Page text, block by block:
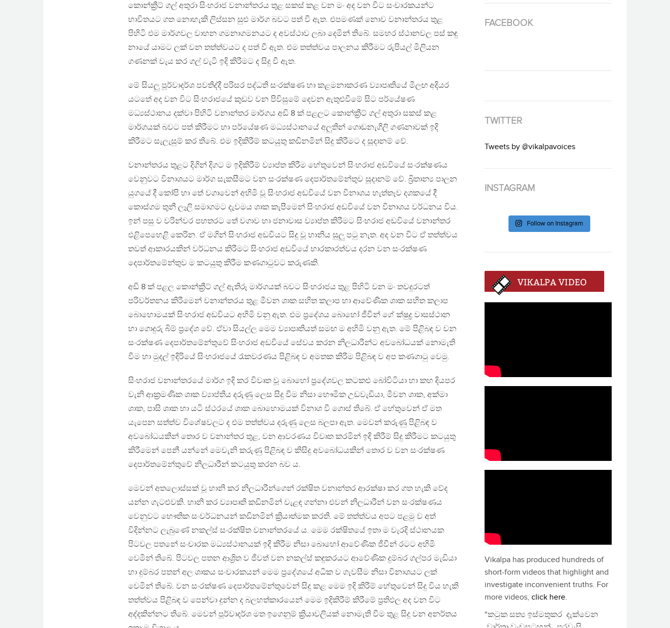
කොන්ක්‍රීට් ගල් අතුරා සිංහරාජ වනාන්තරය තුළ සකස් කළ වන මං අද වන විට සංචාරකයන්ට
භාවිතයට ගත නොහැකි ලිස්සන සුළු මාර්ග බවට පත් වී ඇත. එපමණක් නොව වනාන්තරය තුළ
පිහිටි එම මාර්ගවල වාහන ගමනාගමනයට ද අවස්ථාව ලබා දෙමින් තිබේ. සමහර ස්ථානවල පස් කඳු
නායේ යාමට ලක් වන තත්ත්වයට ද පත් වී ඇත. එම තත්ත්වය පාලනය කිරීමට රුපියල් මිලියන
ගණනක් වැය කර ගල් වැටි ඉදි කිරීමට ද සිදු වී ඇත.
මේ සියලු පූර්වාදර්ශ පවතිද්දී පරිසර පද්ධති සංරක්ෂණ හා කළමනාකරණ ව්‍යාපෘතියේ මීලඟ අදියර
යටතේ අද වන විට සිංහරාජයේ කුඩව වන පිවිසුමේ දෙවන ඇතුළුවීමේ සිට පර්යේෂණ
මධ්‍යස්ථානය දක්වා පිහිටි වනාන්තර මාර්ගය අඩි 8 ක් පළලට කොන්ක්‍රීට් ගල් අතුරා සකස් කළ
මාර්ගයක් බවට පත් කිරීමට හා පර්යේෂණ මධ්‍යස්ථානයේ අලුතින් ගොඩනැගිලි ගණනාවක් ඉදි
කිරීමට සැලැසුම් කර තිබේ. එම ඉදිකිරීම් කටයුතු කඩිනමින් සිදු කිරීමට ද සූදානම් වේ.
වනාන්තරය තුළට දිගින් දිගට ම ඉදිකිරීම් ව්‍යාප්ත කිරීම හේතුවෙන් සිංහරාජ අඩවියේ සංරක්ෂණය
වෙනුවට විනාශයට මාර්ග සැකසීමට වන සංරක්ෂණ දෙපාර්තමේන්තුව සූදානම් වේ. බ්‍රිතාන්‍ය පාලන
යුගයේ දී කෝපි හා තේ වගාවෙන් අහිමි වූ සිංහරාජ අඩවියේ වන විනාශය හැත්තෑව දශකයේ දී
කොස්ගම තුනී ලෑලි සමාගමට දැවමය ශාක කැපීමෙන් සිංහරාජ අඩවියේ වන විනාශය වර්ධනය විය.
ඉන් පසු ව වරින්වර පහතරට තේ වගාව හා ජනාවාස ව්‍යාප්ත කිරීමට සිංහරාජ අඩවියේ වනාන්තර
එළිපෙහෙළි කෙරින. ඒ මගින් සිංහරාජ අඩවියට සිදු වූ හානිය සුලු පටු නැත. අද වන විට ඒ තත්ත්වය
තවත් ආකාරයකින් වර්ධනය කිරීමට සිංහරාජ අඩවියේ භාරකාරත්වය දරන වන සංරක්ෂණ
දෙපාර්තමේන්තුව ම කටයුතු කිරීම කණගාටුවට කරුණකි.
අඩි 8 ක් පළල කොන්ක්‍රීට් ගල් ඇතිරූ මාර්ගයක් බවට සිංහරාජය තුළ පිහිටි වන මං තවදුරටත්
පරිවර්තනය කිරීමෙන් වනාන්තරය තුළ මීවන ශාක සහිත කලාප හා ආවේණික ශාක සහිත කලාප
බොහොමයක් සිංහරාජ අඩවියට අහිමි වනු ඇත. එම ප්‍රදේශය බොහෝ ජීවීන් ගේ ක්ෂුද්‍ර වාසස්ථාන
හා ගොදුරු බිම් ප්‍රදේශ වේ. ඒවා සියල්ල මෙම ව්‍යාපෘතියත් සමඟ ම අහිමි වනු ඇත. මේ පිළිබඳ ව වන
සංරක්ෂණ දෙපාර්තමේන්තුවේ සිංහරාජ අඩවියේ සේවය කරන නිලධාරීන්ට අවබෝධයක් නොමැති
වීම හා මුදල් ඉදිරියේ සිංහරාජයේ රැකවරණය පිළිබඳ ව අමතක කිරීම පිළිබඳ ව අප කණගාටු වෙමු.
සිංහරාජ වනාන්තරයේ මාර්ග ඉදි කර විවෘත වූ බොහෝ ප්‍රදේශවල කටකළු බෝවිටියා හා කහ දියපර
වැනි ආක්‍රමණික ශාක ව්‍යාප්තිය දරුණු ලෙස සිදු වීම නිසා භෞමික උඩවැඩියා, මීවන ශාක, අක්මා
ශාක, පාසි ශාක හා යටි ස්ථරයේ ශාක බොහොමයක් විනාශ වී ගොස් තිබේ. ඒ හේතුවෙන් ඒ මත
යැපෙන සත්ත්ව විශේෂවලට ද එම තත්ත්වය දරුණු ලෙස බලපා ඇත. මෙවන් කරුණු පිළිබඳ ව
අවබෝධයකින් තොර ව වනාන්තර තුළ, වන ආවරණය විවෘත කරමින් ඉදි කිරීම් සිදු කිරීමට කටයුතු
කිරීමෙන් පෙනී යන්නේ මෙවැනි කරුණු පිළිබඳ ව කිසිදු අවබෝධයකින් තොර ව වන සංරක්ෂණ
දෙපාර්තමේන්තුවේ නිලධාරීන් කටයුතු කරන බව ය.
මෙවන් අතලොස්සක් වූ හානි කර නිලධාරීන්ගෙන් රක්ෂිත වනාන්තර ආරක්ෂා කර ගත හැකි වේද
යන්න ගැටළුවකි. හානි කර ව්‍යාපෘති කඩිනමින් වැළඳ ගන්නා එවන් නිලධාරීන් වන සංරක්ෂණය
වෙනුවට භෞතික සංවර්ධනයන් කඩිනමින් ක්‍රියාත්මක කරති. මේ තත්ත්වය අපට පළමු ව අත්
විදින්නට ලැබුණේ නකල්ස් සංරක්ෂිත වනාන්තරයේ ය. මෙම රක්ෂිතයේ ඉතා ම වැරදි ස්ථානයක
පිටවල පතනේ සංචාරක මධ්‍යස්ථානයක් ඉදි කිරීම නිසා බොහෝ ආවේණික ජීවීන් රටට අහිමි
වෙමින් තිබේ. පිටවල පතන ආශ්‍රිත ව ජීවත් වන නකල්ස් කඳුකරයට ආවේණික දුම්බර ගල්පර මැඩියා
හා දුම්බර පතන් අල ශාකය සංචාරකයන් මෙම ප්‍රදේශයේ අධික ව ගැවසීම නිසා විනාශයට ලක්
වෙමින් තිබේ. වන සංරක්ෂණ දෙපාර්තමේන්තුවෙන් සිදු කළ මෙම ඉදි කිරීම් හේතුවෙන් සිදු විය හැකි
තත්ත්වය පිළිබඳ ව පෙන්වා දුන්න ද බලහත්කාරයෙන් මෙම ඉදිකිරීම් කිරීමේ ප්‍රතිඵල අද වන විට
අද්දකින්නට තිබේ. මෙවන් පූර්වාදර්ශ මත ඉගෙනුම් ක්‍රියාවලියක් නොමැති වීම තුළ සිදු වන අනර්තය
FACEBOOK
TWITTER
Tweets by @vikalpavoices
INSTAGRAM
Follow on Instagram
Vikalpa has produced hundreds of
short-form videos that highlight and
investigate inconvenient truths. For
more videos, click here.
"කටුක සත්‍ය ඉස්මතුකර දැක්වෙන